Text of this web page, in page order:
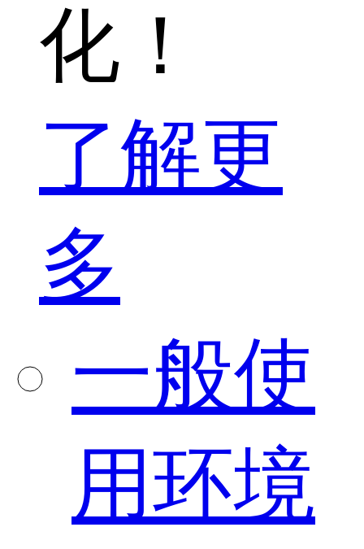
化！
了解更
多
一般使
用环境